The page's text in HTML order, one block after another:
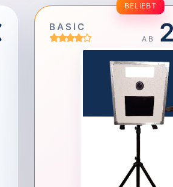
BELIEBT
BASIC
AB